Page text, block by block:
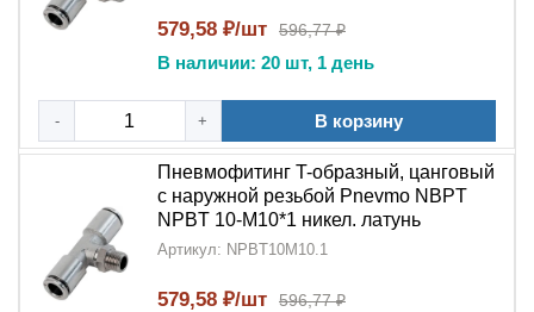
579,58 ₽/шт 596,77 ₽
В наличии: 20 шт, 1 день
- + В корзину
Пневмофитинг T-образный, цанговый
с наружной резьбой Pnevmo NBPT
NPBT 10-M10*1 никел. латунь
Артикул: NPBT10M10.1
579,58 ₽/шт 596,77 ₽